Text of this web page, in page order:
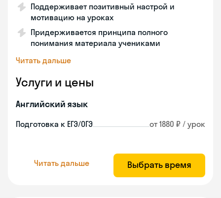
Поддерживает позитивный настрой и
мотивацию на уроках
Придерживается принципа полного
понимания материала учениками
Читать дальше
Услуги и цены
Английский язык
Подготовка к ЕГЭ/ОГЭ от 1880 ₽ / урок
Читать дальше Выбрать время